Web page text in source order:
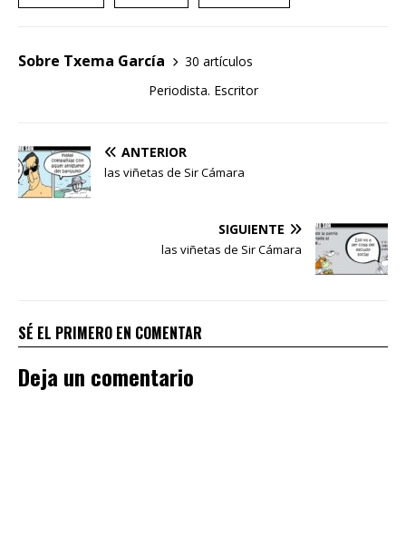
Sobre Txema García
30 artículos
Periodista. Escritor
ANTERIOR
las viñetas de Sir Cámara
SIGUIENTE
las viñetas de Sir Cámara
SÉ EL PRIMERO EN COMENTAR
Deja un comentario